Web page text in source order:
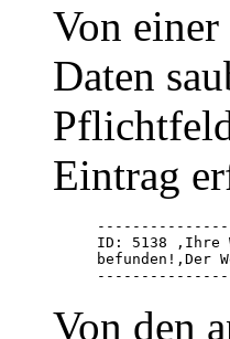
Von
Daten
Eintrag
ID: 5138 ,Ihre
befunden!,Der
Von den